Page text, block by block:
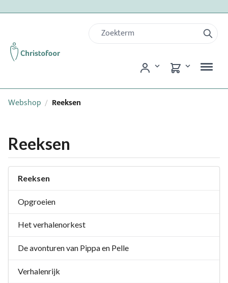
Webshop / Reeksen
Reeksen
Reeksen
Opgroeien
Het verhalenorkest
De avonturen van Pippa en Pelle
Verhalenrijk